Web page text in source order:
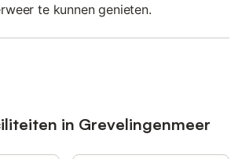
te kunnen genieten.
in Grevelingenmeer